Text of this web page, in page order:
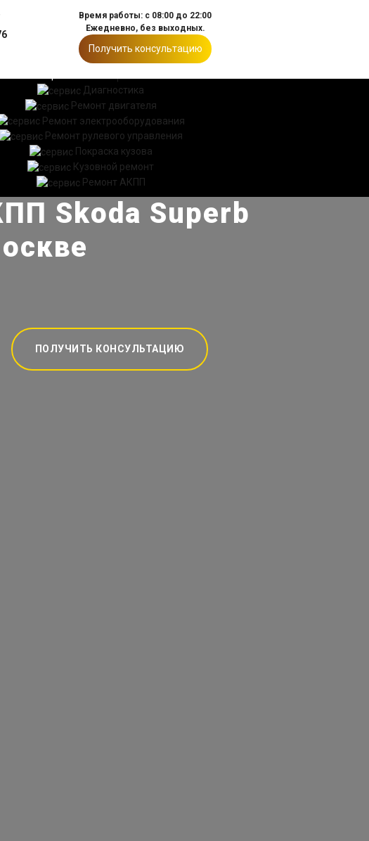
Время работы: с 08:00 до 22:00
Ежедневно, без выходных.
Получить консультацию
Диагностика
Ремонт двигателя
Ремонт электрооборудования
Ремонт рулевого управления
Покраска кузова
Кузовной ремонт
Ремонт АКПП
Skoda Superb
ПОЛУЧИТЬ КОНСУЛЬТАЦИЮ